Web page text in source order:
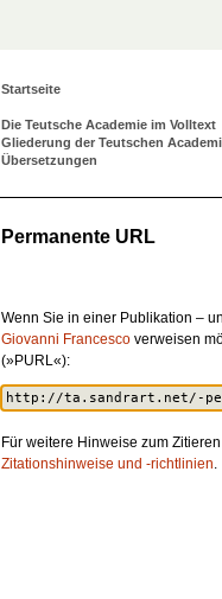
Startseite
Die Teutsche Academie im Volltext
Gliederung der Teutschen
Übersetzungen
Permanente URL
Wenn Sie in einer Publikation –
Giovanni Francesco verweisen
(»PURL«):
Für weitere Hinweise zum
Zitationshinweise und -richtlinien